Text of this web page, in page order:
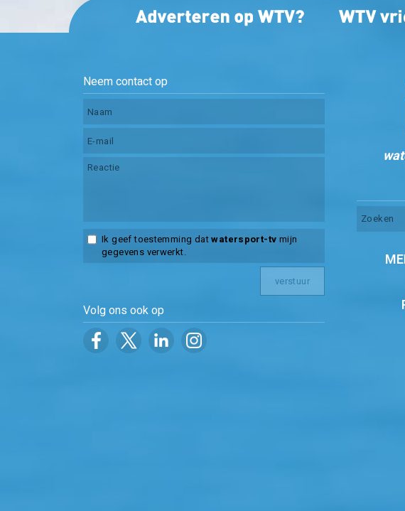
Neem contact op
Ik geef toestemming datwatersport-tv mijn
gegevens verwerkt.
Volg ons ook op